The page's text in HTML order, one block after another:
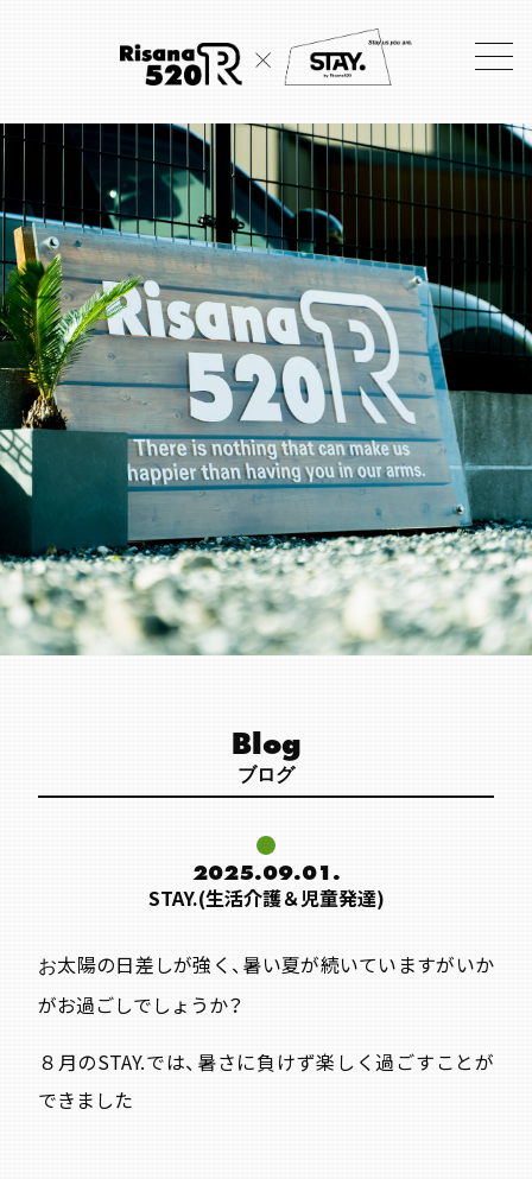
Blog
ブログ
2025.09.01.
STAY.(生活介護＆児童発達)
お太陽の日差しが強く、暑い夏が続いていますがいか
がお過ごしでしょうか？
８月のSTAY.では、暑さに負けず楽しく過ごすことが
できました